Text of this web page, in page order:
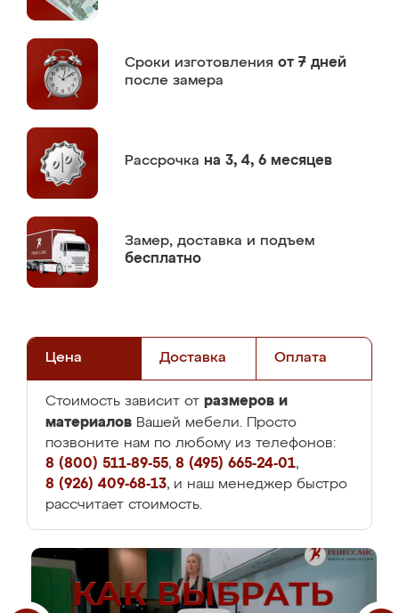
Сроки изготовления от 7 дней
после замера
Рассрочка на 3, 4, 6 месяцев
Замер, доставка и подъем
бесплатно
Цена Доставка Оплата
Стоимость зависит от размеров и
материалов Вашей мебели. Просто
позвоните нам по любому из телефонов:
8 (800) 511-89-55, 8 (495) 665-24-01,
8 (926) 409-68-13, и наш менеджер быстро
рассчитает стоимость.